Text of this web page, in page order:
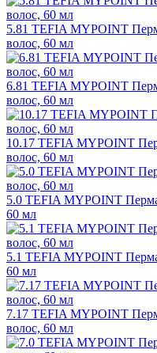
5.81 TEFIA MYPOINT
волос, 60 мл
6.81 TEFIA MYPOINT
волос, 60 мл
10.17 TEFIA MYPOINT
волос, 60 мл
5.0 TEFIA MYPOINT
60 мл
5.1 TEFIA MYPOINT
60 мл
7.17 TEFIA MYPOINT
волос, 60 мл